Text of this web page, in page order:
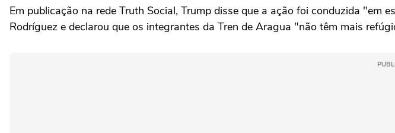
Em publicação na rede Truth Social, Trump disse que a ação foi conduzida "em
Rodríguez e declarou que os integrantes da Tren de Aragua "não têm mais